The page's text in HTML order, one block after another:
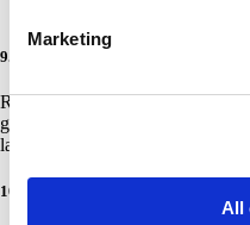
Marketing
All
9. Regnskab
Regnskabsåret er kalenderåret.
generalforsamlingen godkendte
landsforeningen.
10. Kredse